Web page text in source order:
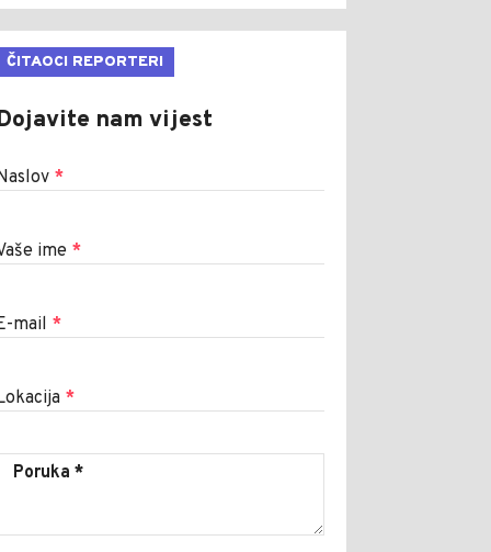
ČITAOCI REPORTERI
nam vijest
*
ime *
mail *
*